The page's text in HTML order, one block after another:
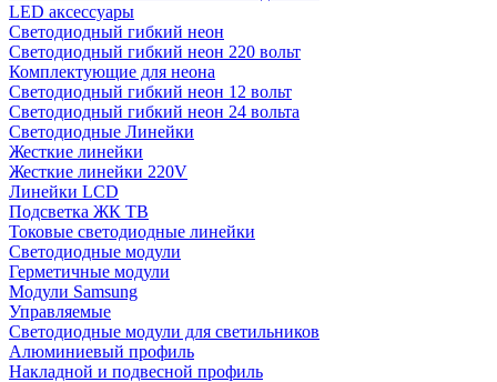
LED аксессуары
Светодиодный гибкий неон
Светодиодный гибкий неон 220 вольт
Комплектующие для неона
Светодиодный гибкий неон 12 вольт
Светодиодный гибкий неон 24 вольта
Светодиодные Линейки
Жесткие линейки
Жесткие линейки 220V
Линейки LCD
Подсветка ЖК ТВ
Токовые светодиодные линейки
Светодиодные модули
Герметичные модули
Модули Samsung
Управляемые
Светодиодные модули для светильников
Алюминиевый профиль
Накладной и подвесной профиль